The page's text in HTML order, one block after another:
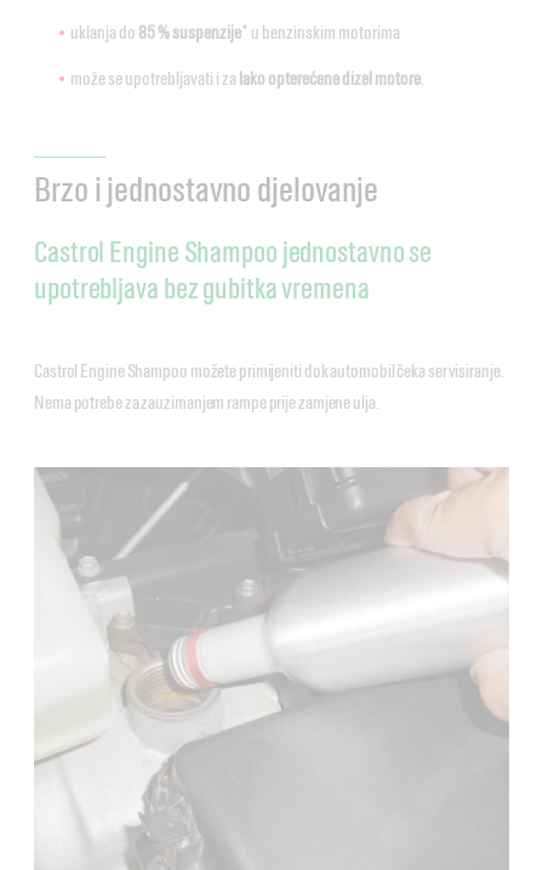
uklanja do 85 % suspenzije* u benzinskim motorima
može se upotrebljavati i za lako opterećene dizel motore
Brzo i jednostavno djelovanje
Castrol Engine Shampoo jednostavno se
upotrebljava bez gubitka vremena
Castrol Engine Shampoo možete primijeniti dok automobil čeka servisiranje.
Nema potrebe za zauzimanjem rampe prije zamjene ulja.